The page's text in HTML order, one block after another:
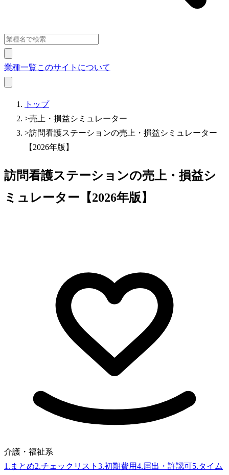
業種一覧このサイトについて
トップ
>売上・損益シミュレーター
>訪問看護ステーションの売上・損益シミュレーター
【2026年版】
訪問看護ステーションの売上・損益シ
ミュレーター【2026年版】
介護・福祉系
1 . まとめ2.チェックリスト 3.初期費用4.届出・許認可5.タイム